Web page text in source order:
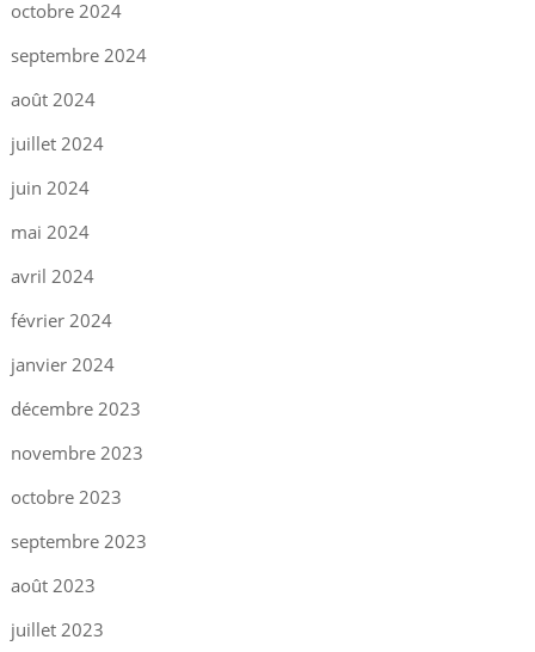
octobre 2024
septembre 2024
août 2024
juillet 2024
juin 2024
mai 2024
avril 2024
février 2024
janvier 2024
décembre 2023
novembre 2023
octobre 2023
septembre 2023
août 2023
juillet 2023